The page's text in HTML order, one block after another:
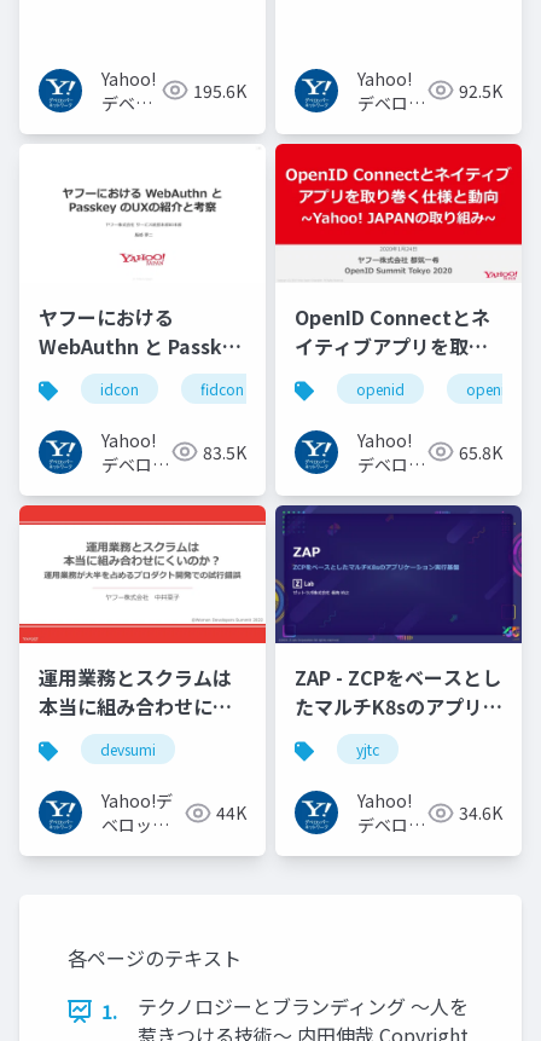
Yahoo!
デベロ
ネット
195.6K
Yahoo!
デベロッ
トワーク
92.5K
ヤフーにおける
WebAuthn と Passkey
の UX の紹介と考察
#idcon #fidcon
idcon fidcon
Yahoo!
デベロッ
トワーク
83.5K
OpenID Connectとネ
イティブアプリを取り
巻く仕様と動向 Yahoo!
JAPANの取り組み
#openid
#openid_tokyo
openid
Yahoo!
デベロッ
トワーク
65.8K
運用業務とスクラムは
本当に組み合わせにく
いのか︖運用業務が大
半を占めるプロダクト
開発での試行錯誤
devsumi
Yahoo!デ
ベロッパ
44K
ZAP - ZCPをベースとし
たマルチK8sのアプリケ
ーション実行基盤
#YJTC / YJTC21 B-3
yjtc
Yahoo!
デベロッ
34.6K
各ページのテキスト
1.
テクノロジーとブランディング 〜⼈を